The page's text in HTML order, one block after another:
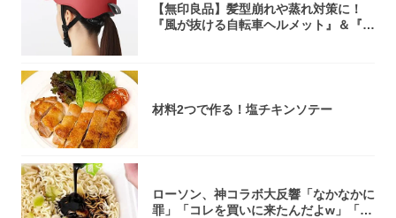
【無印良品】髪型崩れや蒸れ対策に！
『風が抜ける自転車ヘルメット』＆『2
材料2つで作る！塩チキンソテー
ローソン、神コラボ大反響「なかなかに
罪」「コレを買いに来たんだよw」「３